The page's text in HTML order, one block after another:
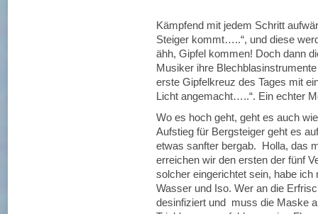
Kämpfend mit jedem Schritt
Steiger kommt…..“, und diese
ähh, Gipfel kommen! Doch dann
Musiker ihre
erste Gipfelkreuz des Tages mit
Licht angemacht…..“. Ein echter
Wo es hoch geht, geht es auch
Aufstieg für Bergsteiger geht es
etwas sanfter bergab. Holla, das
erreichen wir den ersten der fünf
solcher eingerichtet sein, habe
Wasser und Iso. Wer an die
desinfiziert und muss die Maske